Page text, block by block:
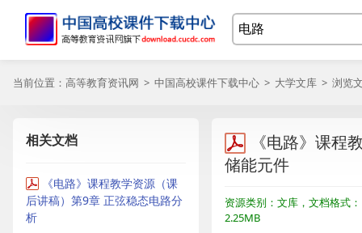
当前位置： 高等教育资讯网 > 中国高校课件下载中心 > 大学文库 > 浏览
相关文档
《电路》课程教学资源（课
后讲稿）第9章 正弦稳态电路分
析
《电路》课程
储能元件
资源类别：文库，文档格式
2.25MB